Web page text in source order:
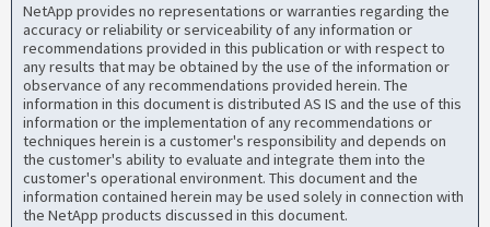
NetApp provides no representations or warranties regarding the
accuracy or reliability or serviceability of any information or
recommendations provided in this publication or with respect to
any results that may be obtained by the use of the information or
observance of any recommendations provided herein. The
information in this document is distributed AS IS and the use of this
information or the implementation of any recommendations or
techniques herein is a customer's responsibility and depends on
the customer's ability to evaluate and integrate them into the
customer's operational environment. This document and the
information contained herein may be used solely in connection with
the NetApp products discussed in this document.